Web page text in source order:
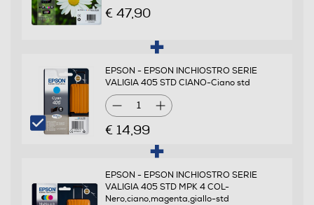
€ 47,90
EPSON - EPSON INCHIOSTRO SERIE
VALIGIA 405 STD CIANO-Ciano std
1
€ 14,99
EPSON - EPSON INCHIOSTRO SERIE
VALIGIA 405 STD MPK 4 COL-
Nero,ciano,magenta,giallo-std